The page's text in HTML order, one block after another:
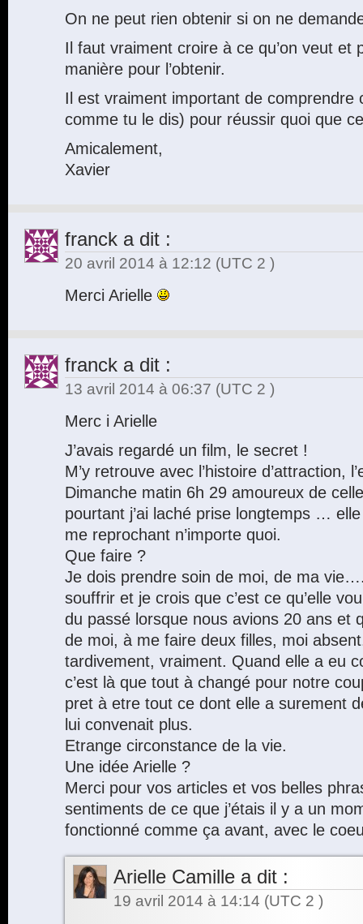
On ne peut rien obtenir si on ne
Il faut vraiment croire à ce qu’on veut et
manière pour l’obtenir.
Il est vraiment important de comprendre
comme tu le dis) pour réussir quoi que
Amicalement,
Xavier
franck a dit :
20 avril 2014 à 12:12 (UTC 2 )
Merci Arielle
franck a dit :
13 avril 2014 à 06:37 (UTC 2 )
Merc i Arielle
J’avais regardé un film, le secret !
M’y retrouve avec l’histoire d’attraction,
Dimanche matin 6h 29 amoureux de
pourtant j’ai laché prise longtemps …
me reprochant n’importe quoi.
Que faire ?
Je dois prendre soin de moi, de ma
souffrir et je crois que c’est ce qu’elle
du passé lorsque nous avions 20 ans et
de moi, à me faire deux filles, moi
tardivement, vraiment. Quand elle a eu
c’est là que tout à changé pour notre
pret à etre tout ce dont elle a surement
lui convenait plus.
Etrange circonstance de la vie.
Une idée Arielle ?
Merci pour vos articles et vos belles
sentiments de ce que j’étais il y a un
fonctionné comme ça avant, avec le
Arielle Camille a dit :
19 avril 2014 à 14:14 (UTC 2 )